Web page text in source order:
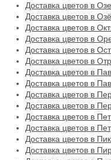
Доставка цветов в
Доставка цветов в
Доставка цветов в
Доставка цветов в
Доставка цветов в
Доставка цветов в
Доставка цветов в
Доставка цветов в
Доставка цветов в
Доставка цветов в
Доставка цветов в
Доставка цветов в
Доставка цветов в
Доставка цветов в